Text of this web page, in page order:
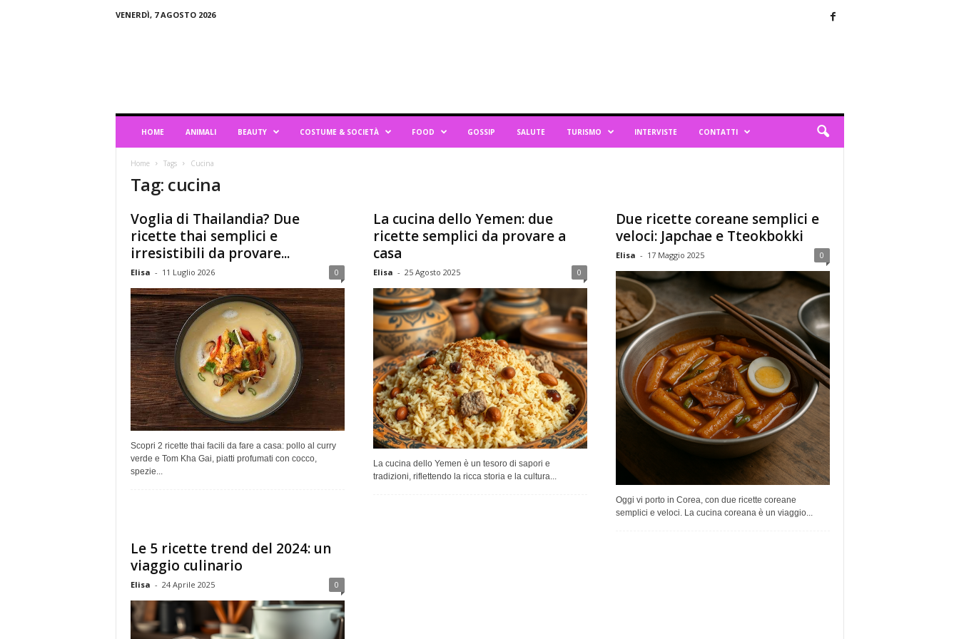
VENERDÌ, 7 AGOSTO 2026
HOME ANIMALI BEAUTY COSTUME & SOCIETÀ FOOD GOSSIP SALUTE TURISMO INTERVISTE CONTATTI
Home Tags Cucina
Tag: cucina
Voglia di Thailandia? Due
ricette thai semplici e
irresistibili da provare...
Elisa - 11 Luglio 2026 0
Scopri 2 ricette thai facili da fare a casa: pollo al curry
verde e Tom Kha Gai, piatti profumati con cocco,
spezie...
La cucina dello Yemen: due
ricette semplici da provare a
casa
Elisa - 25 Agosto 2025 0
La cucina dello Yemen è un tesoro di sapori e
tradizioni, riflettendo la ricca storia e la cultura...
Due ricette coreane semplici e
veloci: Japchae e Tteokbokki
Elisa - 17 Maggio 2025 0
Oggi vi porto in Corea, con due ricette coreane
semplici e veloci. La cucina coreana è un viaggio...
Le 5 ricette trend del 2024: un
viaggio culinario
Elisa - 24 Aprile 2025 0